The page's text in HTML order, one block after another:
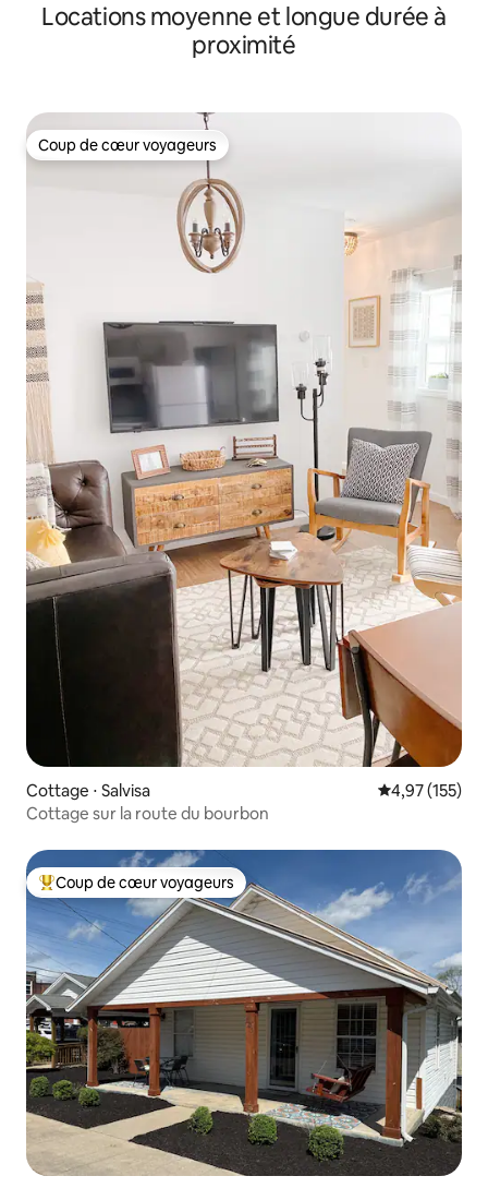
Locations moyenne et longue durée à
proximité
Coup de cœur voyageurs
Coup de cœur voyageurs
Cottage ⋅ Salvisa Évaluation
4,97 (155)
Cottage sur la route du bourbon
Coups de cœur voyageurs les plus appréciés
Coup de cœur voyageurs